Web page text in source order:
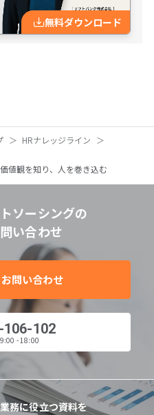
無料ダウンロード
HRナレッジライン
値観を知り、人を巻き込む
ソーシングの
い合わせ
問い合わせ
106-102
- 18:00
務に役立つ資料を